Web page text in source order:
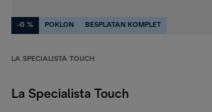
-0 % POKLON BESPLATAN KOMPLET
LA SPECIALISTA TOUCH
La Specialista Touch